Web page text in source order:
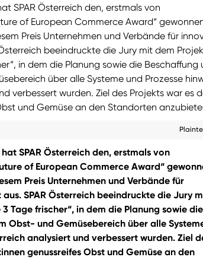
SPAR Österreich den, erstmals von
of European Commerce Award“
Preis Unternehmen und Verbände für
beeindruckte die Jury mit dem
in dem die Planung sowie die Beschaffung
über alle Systeme und Prozesse
verbessert wurden. Ziel des Projekts war es
und Gemüse an den Standorten
SPAR Österreich den, erstmals von
of European Commerce Award“
Preis Unternehmen und Verbände für
SPAR Österreich beeindruckte die Jury
Tage frischer“, in dem die Planung sowie die
Obst- und Gemüsebereich über alle
analysiert und verbessert wurden. Ziel
genussreifes Obst und Gemüse an den